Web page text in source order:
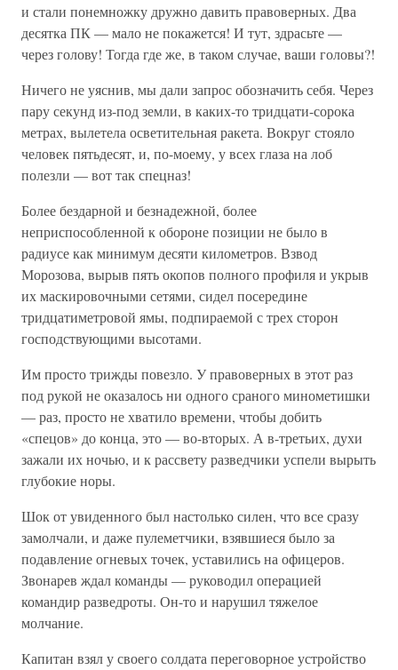
и стали понемножку дружно давить правоверных. Два
десятка ПК — мало не покажется! И тут, здрасьте —
через голову! Тогда где же, в таком случае, ваши головы?!
Ничего не уяснив, мы дали запрос обозначить себя. Через
пару секунд из-под земли, в каких-то тридцати-сорока
метрах, вылетела осветительная ракета. Вокруг стояло
человек пятьдесят, и, по-моему, у всех глаза на лоб
полезли — вот так спецназ!
Более бездарной и безнадежной, более
неприспособленной к обороне позиции не было в
радиусе как минимум десяти километров. Взвод
Морозова, вырыв пять окопов полного профиля и укрыв
их маскировочными сетями, сидел посередине
тридцатиметровой ямы, подпираемой с трех сторон
господствующими высотами.
Им просто трижды повезло. У правоверных в этот раз
под рукой не оказалось ни одного сраного минометишки
— раз, просто не хватило времени, чтобы добить
«спецов» до конца, это — во-вторых. А в-третьих, духи
зажали их ночью, и к рассвету разведчики успели вырыть
глубокие норы.
Шок от увиденного был настолько силен, что все сразу
замолчали, и даже пулеметчики, взявшиеся было за
подавление огневых точек, уставились на офицеров.
Звонарев ждал команды — руководил операцией
командир разведроты. Он-то и нарушил тяжелое
молчание.
Капитан взял у своего солдата переговорное устройство